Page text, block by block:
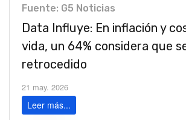
Fuente: G5 Noticias
Data Influye: En inflación y
vida, un 64% considera que
retrocedido
21 may. 2026
Leer más...